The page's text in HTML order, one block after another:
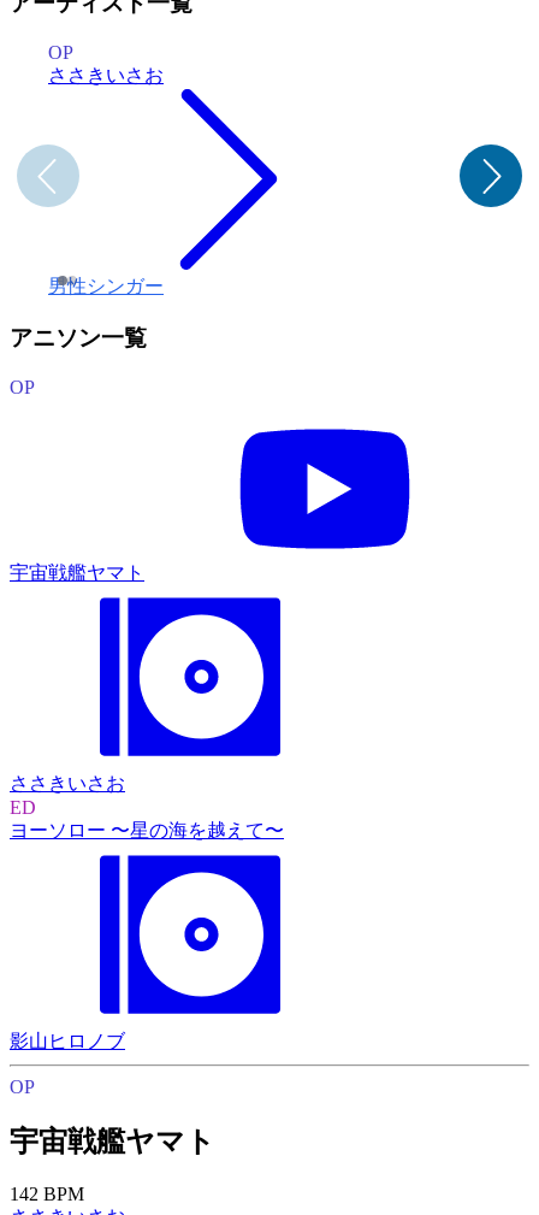
OP
ささきいさお
男性シンガー
アニソン一覧
OP
宇宙戦艦ヤマト
ささきいさお
ED
ヨーソロー 〜星の海を越えて〜
影山ヒロノブ
OP
宇宙戦艦ヤマト
142 BPM